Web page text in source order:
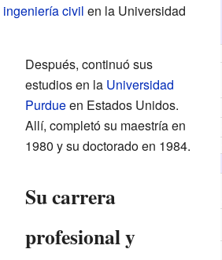
ingeniería civil en la Universidad
Después, continuó sus
estudios en la Universidad
Purdueen Estados Unidos.
Allí, completó su maestría en
1980 y su doctorado en 1984.
Su carrera
profesional y